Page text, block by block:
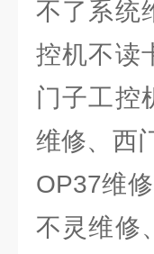
不了系统
控机不读
门子工控
维修、西
OP37维
不灵维修